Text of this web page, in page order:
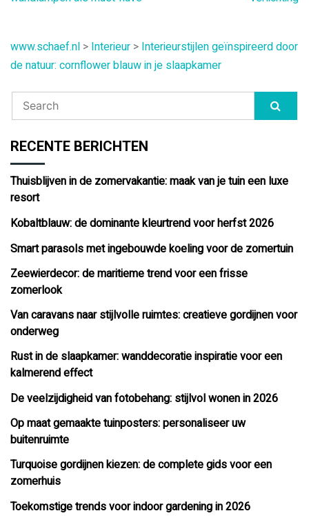
www.schaef.nl > Interieur > Interieurstijlen geïnspireerd door
de natuur: cornflower blauw in je slaapkamer
RECENTE BERICHTEN
Thuisblijven in de zomervakantie: maak van je tuin een luxe
resort
Kobaltblauw: de dominante kleurtrend voor herfst 2026
Smart parasols met ingebouwde koeling voor de zomertuin
Zeewierdecor: de maritieme trend voor een frisse
zomerlook
Van caravans naar stijlvolle ruimtes: creatieve gordijnen voor
onderweg
Rust in de slaapkamer: wanddecoratie inspiratie voor een
kalmerend effect
De veelzijdigheid van fotobehang: stijlvol wonen in 2026
Op maat gemaakte tuinposters: personaliseer uw
buitenruimte
Turquoise gordijnen kiezen: de complete gids voor een
zomerhuis
Toekomstige trends voor indoor gardening in 2026